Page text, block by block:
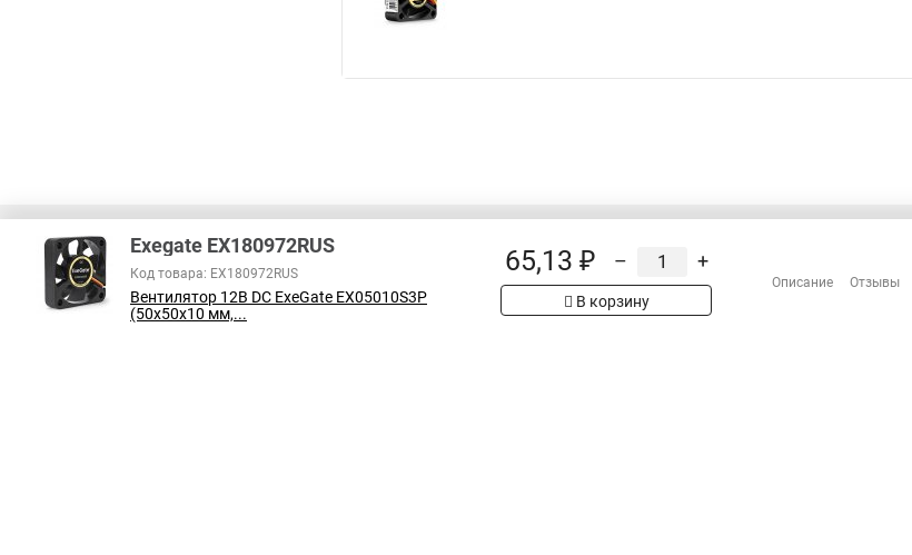
В соответствии с пунктом 2 статьи 437 ГК РФ, вся информация о товарах на сайте имеет
справочный характер и не является публичной офертой. При покупке проверяйте товар
Exegate EX180972RUS
Код товара: EX180972RUS
Вентилятор 12В DC ExeGate EX05010S3P
(50x50x10 мм,...
65,13 ₽ – +
В корзину
Описание Отзывы